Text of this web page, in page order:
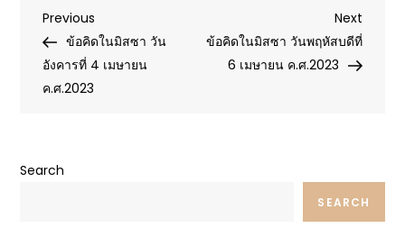
Post
navigation
Previous
Post
Previous
ข้อคิดในมิสซา วัน
อังคารที่ 4 เมษายน
ค.ศ.2023
Next
Post
Next
ข้อคิดในมิสซา วันพฤหัสบดีที่
6 เมษายน ค.ศ.2023
Search
SEARCH